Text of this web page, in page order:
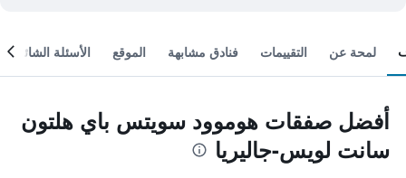
لمحة عن التقييمات فنادق مشابهة الموقع الأسئلة الشائعة
أفضل صفقات هوموود سويتس باي هلتون
سانت لويس-جاليريا